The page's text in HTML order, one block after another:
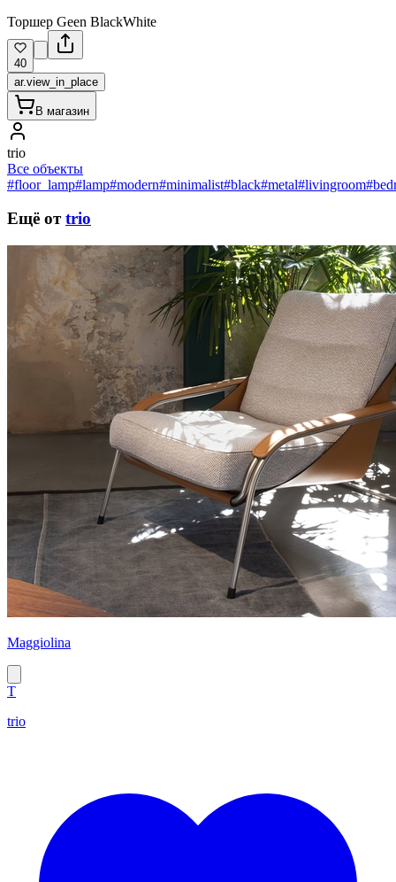
Торшер Geen BlackWhite
40
ar.view_in_place
В магазин
trio
Все объекты
#floor_lamp#lamp#modern#minimalist#black#metal#livingroom
Ещё от trio
Maggiolina
T
trio